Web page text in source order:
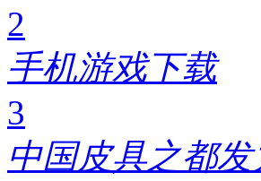
2
手机游戏下载
3
中国皮具之都